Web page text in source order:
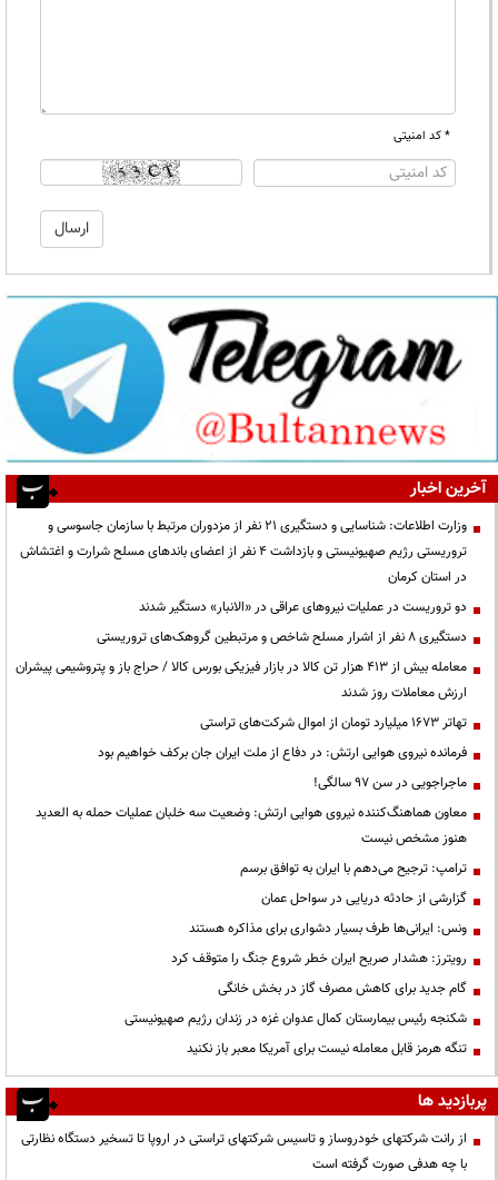
* کد امنیتی
آخرین اخبار
وزارت اطلاعات: شناسایی و دستگیری ۲۱ نفر از مزدوران مرتبط با سازمان جاسوسی و
تروریستی رژیم صهیونیستی و بازداشت ۴ نفر از اعضای باندهای مسلح شرارت و اغتشاش
در استان کرمان
دو تروریست در عملیات نیروهای عراقی در «الانبار» دستگیر شدند
دستگیری ۸ نفر از اشرار مسلح شاخص و مرتبطین گروهک‌های تروریستی
معامله بیش از ۴۱۳ هزار تن کالا در بازار فیزیکی بورس کالا / حراج باز و پتروشیمی پیشران
ارزش معاملات روز شدند
تهاتر ۱۶۷۳ میلیارد تومان از اموال شرکت‌های تراستی
فرمانده نیروی هوایی ارتش: در دفاع از ملت ایران جان برکف خواهیم بود
ماجراجویی در سن ۹۷ سالگی!
معاون هماهنگ‌کننده نیروی هوایی ارتش: وضعیت سه خلبان عملیات حمله به العدید
هنوز مشخص نیست
ترامپ: ترجیح می‌دهم با ایران به توافق برسم
گزارشی از حادثه دریایی در سواحل عمان
ونس: ایرانی‌ها طرف بسیار دشواری برای مذاکره هستند
رویترز: هشدار صریح ایران خطر شروع جنگ را متوقف کرد
گام جدید برای کاهش مصرف گاز در بخش خانگی
شکنجه رئیس بیمارستان کمال عدوان غزه در زندان رژیم صهیونیستی
تنگه هرمز قابل معامله نیست برای آمریکا معبر باز نکنید
پربازدید ها
از رانت‌ شرکتهای خودروساز و تاسیس شرکتهای تراستی در اروپا تا تسخیر دستگاه نظارتی
با چه هدفی صورت گرفته است